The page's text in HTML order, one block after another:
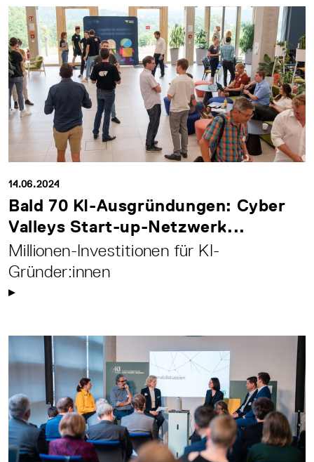
14.06.2024
Bald 70 KI-Ausgründungen: Cyber
Valleys Start-up-Netzwerk...
Millionen-Investitionen für KI-
Gründer:innen